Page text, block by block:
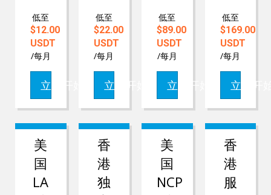
低至
$12.00
USDT
/每月
立即开始
低至
$22.00
USDT
/每月
立即开始
低至
$89.00
USDT
/每月
立即开始
低至
$169.00
USDT
/每月
立即开
美
国
LA
香
港
独
美
国
NCP
香
港
服